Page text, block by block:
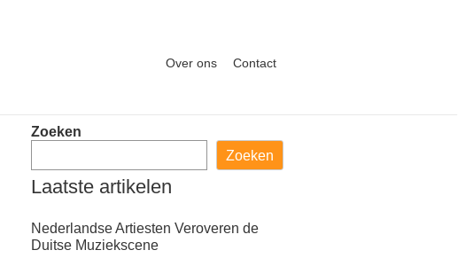
Over ons Contact
Zoeken
Zoeken
Laatste artikelen
Nederlandse Artiesten Veroveren de
Duitse Muziekscene